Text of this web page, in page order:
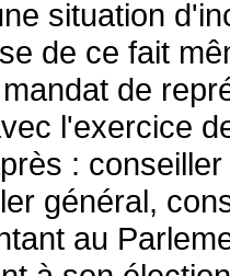
situation
de ce fait
de
l'exercice
:
général,
au